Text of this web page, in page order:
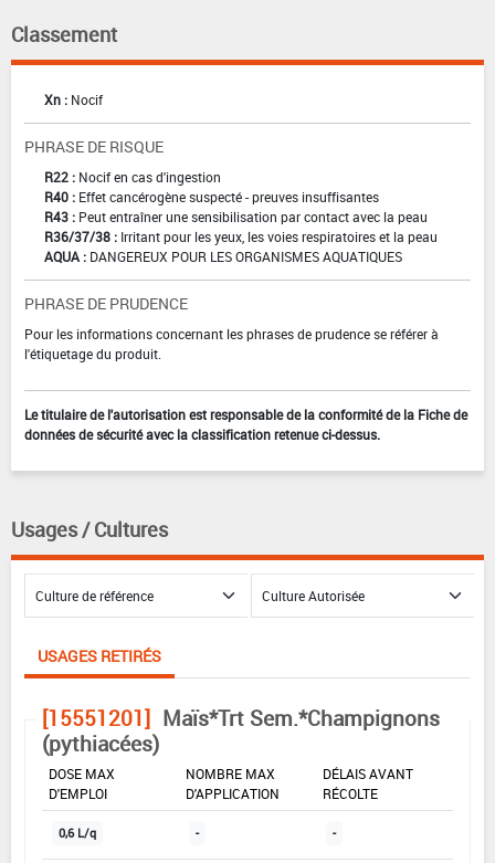
Classement
Xn : Nocif
PHRASE DE RISQUE
R22 : Nocif en cas d'ingestion
R40 : Effet cancérogène suspecté - preuves insuffisantes
R43 : Peut entraîner une sensibilisation par contact avec la peau
R36/37/38 : Irritant pour les yeux, les voies respiratoires et la peau
AQUA : DANGEREUX POUR LES ORGANISMES AQUATIQUES
PHRASE DE PRUDENCE
Pour les informations concernant les phrases de prudence se référer à
l'étiquetage du produit.
Le titulaire de l'autorisation est responsable de la conformité de la Fiche de
données de sécurité avec la classification retenue ci-dessus.
Usages / Cultures
USAGES RETIRÉS
[15551201] Maïs*Trt Sem.*Champignons
(pythiacées)
DOSE MAX
D'EMPLOI
NOMBRE MAX
D'APPLICATION
DÉLAIS AVANT
RÉCOLTE
0,6 L/q - -